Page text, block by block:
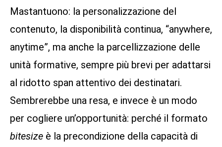
Mastantuono: la personalizzazione del
contenuto, la disponibilità continua, “anywhere,
anytime”, ma anche la parcellizzazione delle
unità formative, sempre più brevi per adattarsi
al ridotto span attentivo dei destinatari.
Sembrerebbe una resa, e invece è un modo
per cogliere un’opportunità: perché il formato
bitesize è la precondizione della capacità di